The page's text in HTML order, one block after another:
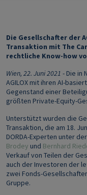
Die Gesellschafter der
Transaktion mit The
rechtliche Know-how
Wien, 22. Juni 2021 - Die in
AGILOX mit ihren AI-
Gegenstand einer
größten Private-Equity-
Unterstützt wurden die
Transaktion, die am 18.
DORDA-Experten unter
Brodey und Bernhard
Verkauf von Teilen der
auch der Investoren der
zwei Fonds-
Gruppe.